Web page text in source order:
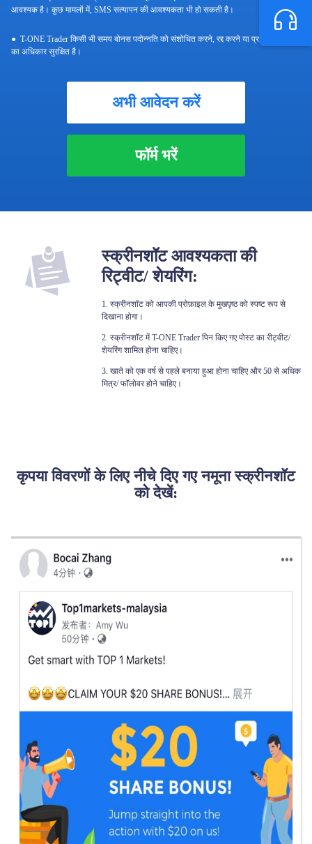
अभी आवेदन करें
फॉर्म भरें
आवश्यक है। कुछ मामलों में, SMS सत्यापन की आवश्यकता भी हो सकती है।
T-ONE Trader किसी भी समय बोनस पदोन्नति को संशोधित करने, रद्द करने या प्रतिबंधित करने
का अधिकार सुरक्षित है।
स्क्रीनशॉट आवश्यकता की
रिट्वीट/ शेयरिंग:
1. स्क्रीनशॉट को आपकी प्रोफ़ाइल के मुखपृष्ठ को स्पष्ट रूप से
दिखाना होगा।
2. स्क्रीनशॉट में T-ONE Trader पिन किए गए पोस्ट का रीट्वीट/
शेयरिंग शामिल होना चाहिए।
3. खाते को एक वर्ष से पहले बनाया हुआ होना चाहिए और 50 से अधिक
मित्र/ फॉलोवर होने चाहिए।
कृपया विवरणों के लिए नीचे दिए गए नमूना स्क्रीनशॉट
को देखें: